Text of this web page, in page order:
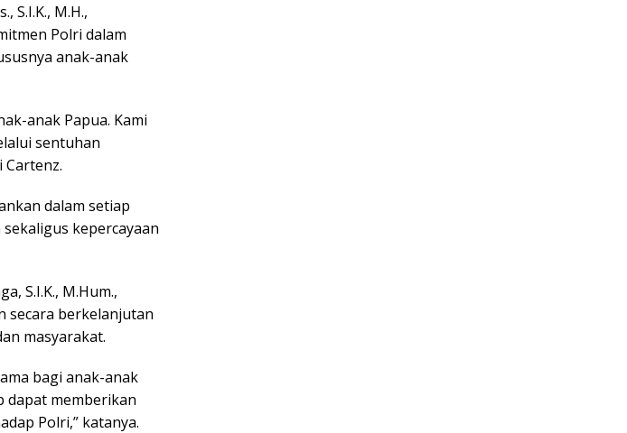
S.I.K., M.H.,
Polri dalam
anak-anak
anak Papua. Kami
sentuhan
Cartenz.
dalam setiap
kepercayaan
S.I.K., M.Hum.,
secara berkelanjutan
masyarakat.
bagi anak-anak
dapat memberikan
Polri,” katanya.